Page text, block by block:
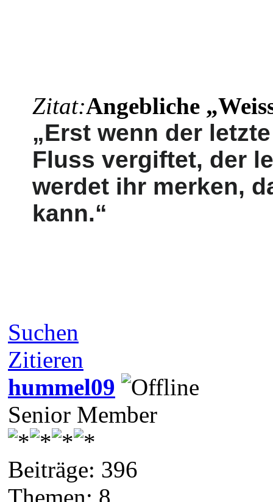
Zitat:Angebliche
„Erst wenn der
Fluss vergiftet, der
werdet ihr merken,
kann.“
Suchen
Zitieren
hummel09
Senior Member
Beiträge: 396
Themen: 8